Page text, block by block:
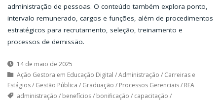
administração de pessoas. O conteúdo também explora ponto,
intervalo remunerado, cargos e funções, além de procedimentos
estratégicos para recrutamento, seleção, treinamento e
processos de demissão.
14 de maio de 2025
Ação Gestora em Educação Digital /Administração / Carreiras e
Estágios/ Gestão Pública / Graduação / Processos Gerenciais/ REA
administração / benefícios/ bonificação / capacitação /